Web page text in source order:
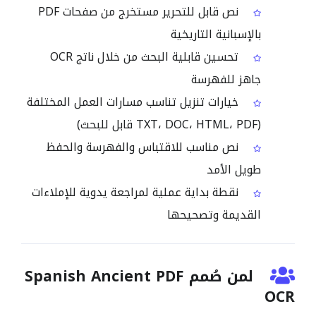
نص قابل للتحرير مستخرج من صفحات PDF
بالإسبانية التاريخية
تحسين قابلية البحث من خلال ناتج OCR
جاهز للفهرسة
خيارات تنزيل تناسب مسارات العمل المختلفة
(TXT، DOC، HTML، PDF قابل للبحث)
نص مناسب للاقتباس والفهرسة والحفظ
طويل الأمد
نقطة بداية عملية لمراجعة يدوية للإملاءات
القديمة وتصحيحها
لمن صُمم Spanish Ancient PDF
OCR